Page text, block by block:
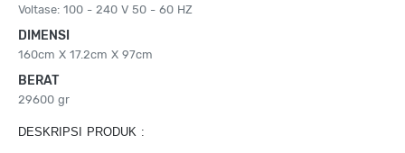
Voltase: 100 - 240 V 50 - 60 HZ
DIMENSI
160cm X 17.2cm X 97cm
BERAT
29600 gr
DESKRIPSI PRODUK :